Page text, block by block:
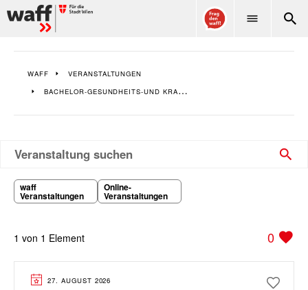
WAFF
VERANSTALTUNGEN
BACHELOR-GESUNDHEITS-UND KRANKENPFLEGE
Veranstaltung suchen
waff
Veranstaltungen
Online-
Veranstaltungen
1 von 1 Element 0
27. AUGUST 2026